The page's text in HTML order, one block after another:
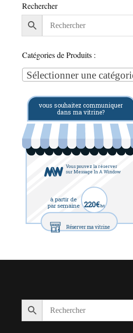
Rechercher
Catégories de Produits :
Sélectionner une
vous souhaitez communiquer
dans ma vitrine?
Vous pouvez la réserver
sur Message In A Window
à partir de
par semaine 220€ht
Réserver ma vitrine